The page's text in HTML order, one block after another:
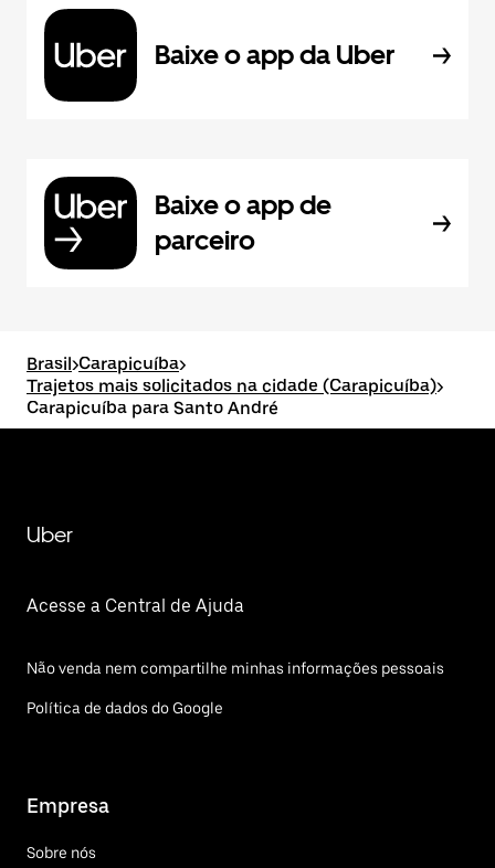
Baixe o app da Uber
Baixe o app de
parceiro
Brasil>Carapicuíba>
Trajetos mais solicitados na cidade (Carapicuíba)>
Carapicuíba para Santo André
Uber
Acesse a Central de Ajuda
Não venda nem compartilhe minhas informações pessoais
Política de dados do Google
Empresa
Sobre nós